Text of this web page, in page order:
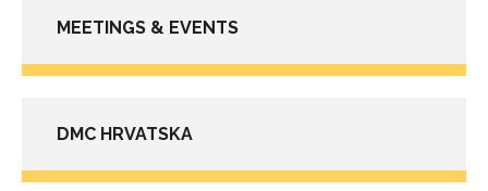
MEETINGS & EVENTS
DMC HRVATSKA